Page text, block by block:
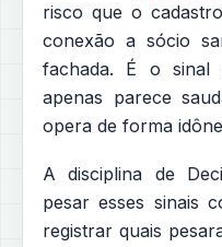
risco que o
conexão a sócio
fachada. É o sinal
apenas parece
opera de forma
A disciplina de
pesar esses sinais
registrar quais